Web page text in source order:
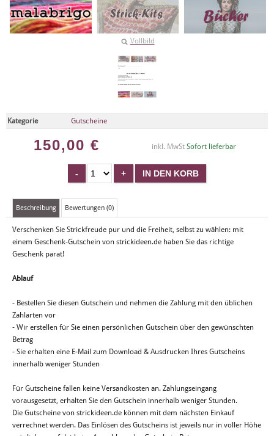
Vollbild
Kategorie Gutscheine
150,00 € inkl. MwSt Sofort lieferbar
Beschreibung Bewertungen (0)
Verschenken Sie Strickfreude pur und die Freiheit, selbst zu wählen: mit
einem Geschenk-Gutschein von strickideen.de haben Sie das richtige
Geschenk parat!
Ablauf
- Bestellen Sie diesen Gutschein und nehmen die Zahlung mit den üblichen
Zahlarten vor
- Wir erstellen für Sie einen persönlichen Gutschein über den gewünschten
Betrag
- Sie erhalten eine E-Mail zum Download & Ausdrucken Ihres Gutscheins
innerhalb weniger Stunden
Für Gutscheine fallen keine Versandkosten an. Zahlungseingang
vorausgesetzt, erhalten Sie den Gutschein innerhalb weniger Stunden.
Die Gutscheine von strickideen.de können mit dem nächsten Einkauf
verrechnet werden. Das Einlösen des Gutscheins ist jeweils nur in voller Höhe